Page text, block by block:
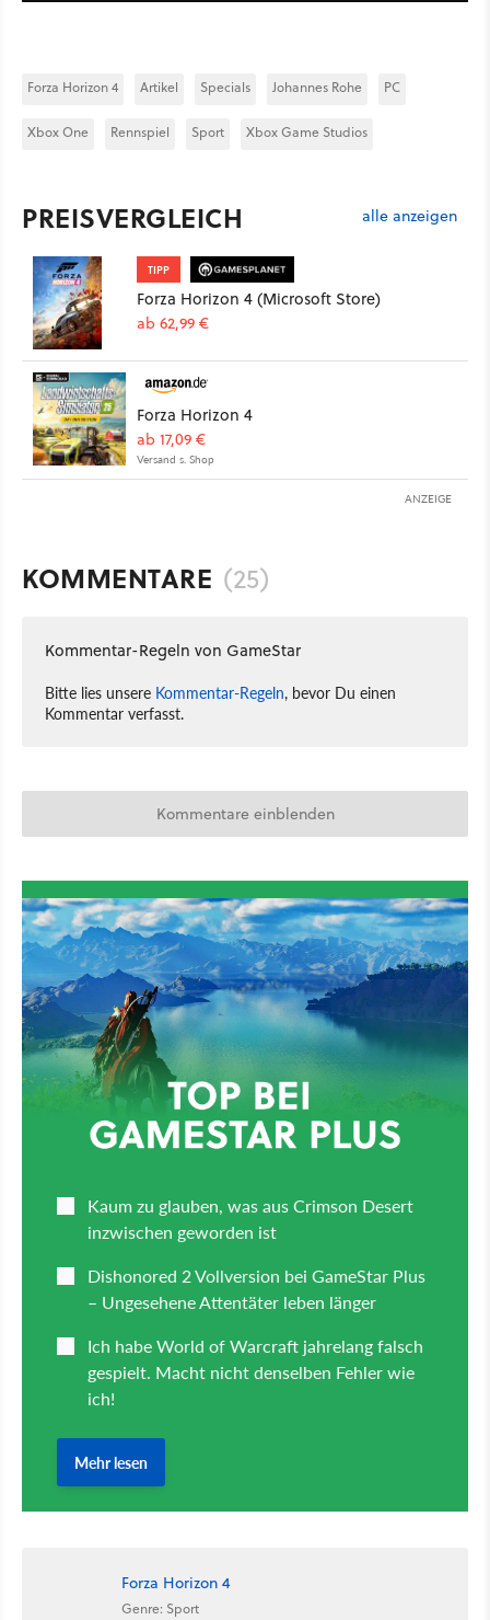
Forza Horizon 4 Artikel Specials Johannes Rohe PC
Xbox One Rennspiel Sport Xbox Game Studios
PREISVERGLEICH alle anzeigen
TIPP
Forza Horizon 4 (Microsoft Store)
ab 62,99 €
Forza Horizon 4
ab 17,09 €
Versand s. Shop
ANZEIGE
KOMMENTARE (25)
Kommentar-Regeln von GameStar
Bitte lies unsere Kommentar-Regeln, bevor Du einen
Kommentar verfasst.
Kommentare einblenden
Forza Horizon 4
Genre: Sport